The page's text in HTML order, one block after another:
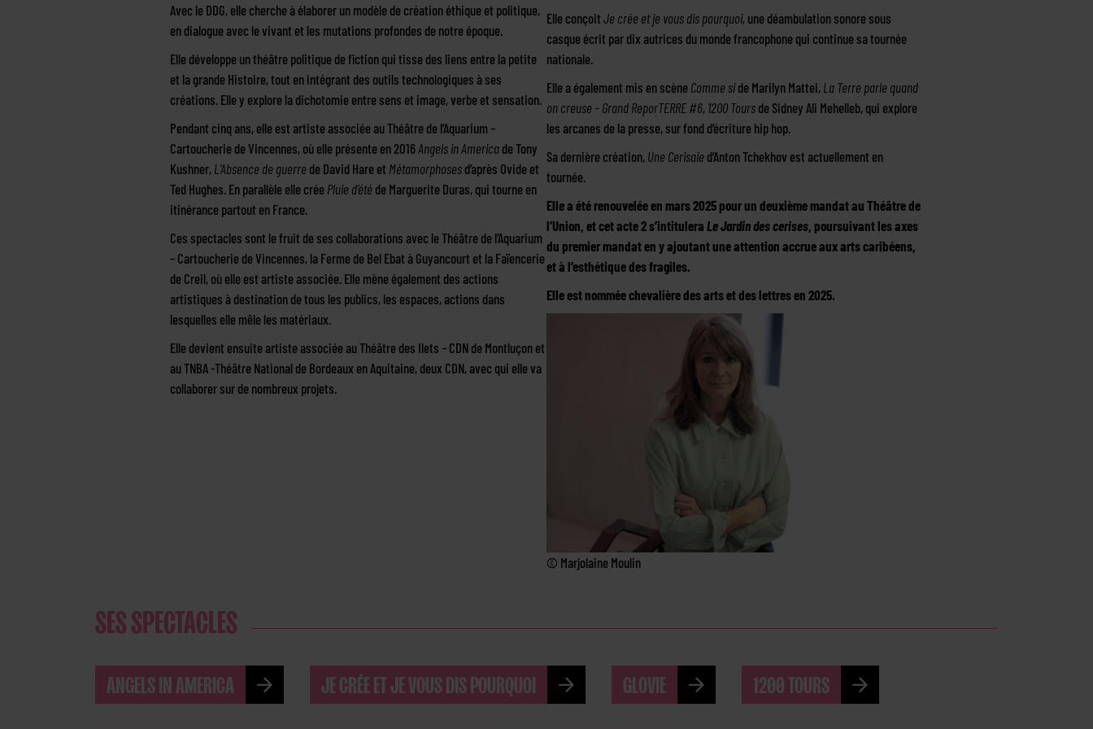
Avec le DDG, elle cherche à élaborer un modèle de création éthique et politique,
en dialogue avec le vivant et les mutations profondes de notre époque.
Elle développe un théâtre politique de fiction qui tisse des liens entre la petite
et la grande Histoire, tout en intégrant des outils technologiques à ses
créations. Elle y explore la dichotomie entre sens et image, verbe et sensation.
Pendant cinq ans, elle est artiste associée au Théâtre de l’Aquarium –
Cartoucherie de Vincennes, où elle présente en 2016Angels in America de Tony
Kushner, L’Absence de guerre de David Hare et Métamorphoses d’après Ovide et
Ted Hughes. En parallèle elle crée Pluie d’été de Marguerite Duras, qui tourne en
itinérance partout en France.
Ces spectacles sont le fruit de ses collaborations avec le Théâtre de l’Aquarium
– Cartoucherie de Vincennes, la Ferme de Bel Ebat à Guyancourt et la Faïencerie
de Creil, où elle est artiste associée. Elle mène également des actions
artistiques à destination de tous les publics, les espaces, actions dans
lesquelles elle mêle les matériaux.
Elle devient ensuite artiste associée au Théâtre des Ilets – CDN de Montluçon et
au TNBA -Théâtre National de Bordeaux en Aquitaine, deux CDN, avec qui elle va
collaborer sur de nombreux projets.
Elle conçoit Je crée et je vous dis pourquoi, une déambulation sonore sous
casque écrit par dix autrices du monde francophone qui continue sa tournée
nationale.
Elle a également mis en scène Comme side Marilyn Mattei, La Terre parle quand
on creuse – Grand ReporTERRE #6, 1200 Tours de Sidney Ali Mehelleb, qui explore
les arcanes de la presse, sur fond d’écriture hip hop.
Sa dernière création, Une Cerisaie d’Anton Tchekhov est actuellement en
tournée.
Elle a été renouvelée en mars 2025 pour un deuxième mandat au Théâtre de
l’Union, et cet acte 2 s’intitulera Le Jardin des cerises, poursuivant les axes
du premier mandat en y ajoutant une attention accrue aux arts caribéens,
et à l’esthétique des fragiles.
Elle est nommée chevalière des arts et des lettres en 2025.
© Marjolaine Moulin
SES SPECTACLES
ANGELS IN AMERICA JE CRÉE ET JE VOUS DIS POURQUOI GLOVIE 1200 TOURS